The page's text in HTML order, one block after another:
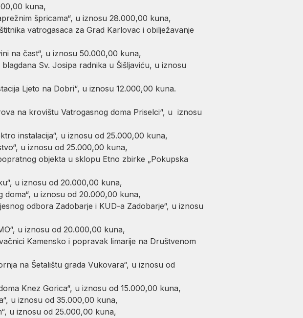
kuna,
špricama“, u iznosu 28.000,00 kuna,
vatrogasaca za Grad Karlovac i obilježavanje
na čast“, u iznosu 50.000,00 kuna,
Sv. Josipa radnika u Šišljaviću, u iznosu
Ljeto na Dobri“, u iznosu 12.000,00 kuna.
na krovištu Vatrogasnog doma Priselci“, u iznosu
instalacija“, u iznosu od 25.000,00 kuna,
u iznosu od 25.000,00 kuna,
objekta u sklopu Etno zbirke „Pokupska
u iznosu od 20.000,00 kuna,
doma“, u iznosu od 20.000,00 kuna,
odbora Zadobarje i KUD-a Zadobarje“, u iznosu
u iznosu od 20.000,00 kuna,
Kamensko i popravak limarije na Društvenom
na Šetalištu grada Vukovara“, u iznosu od
Knez Gorica“, u iznosu od 15.000,00 kuna,
u iznosu od 35.000,00 kuna,
u iznosu od 25.000,00 kuna,